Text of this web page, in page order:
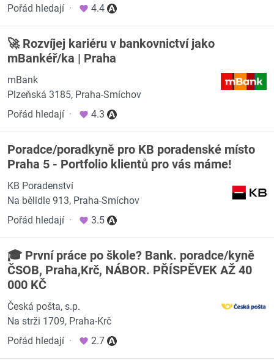
Pořád hledají · 4.4
🚀 Rozvíjej kariéru v bankovnictví jako
mBankéř/ka | Praha
mBank
Plzeňská 3185, Praha-Smíchov
Pořád hledají · 4.3
Poradce/poradkyně pro KB poradenské místo
Praha 5 - Portfolio klientů pro vás máme!
KB Poradenství
Na bělidle 913, Praha-Smíchov
Pořád hledají · 3.5
🎓 První práce po škole? Bank. poradce/kyně
ČSOB, Praha,Krč, NÁBOR. PŘÍSPĚVEK AŽ 40
000 KČ
Česká pošta, s.p.
Na strži 1709, Praha-Krč
Pořád hledají · 2.7